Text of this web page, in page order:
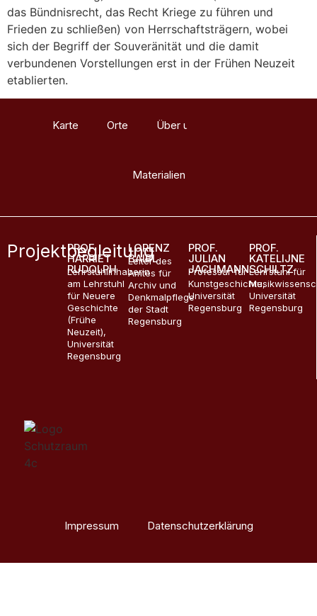
das Bündnisrecht, das Recht Kriege zu führen und
Frieden zu schließen) von Herrschaftsträgern, wobei
sich der Begriff der Souveränität und die damit
verbundenen Vorstellungen erst in der Frühen Neuzeit
etablierten.
Karte Orte Über uns
Materialien
Projektbegleitung
PROF.
HARRIET
RUDOLPH
Lehrstuhlinhaberin
am Lehrstuhl
für Neuere
Geschichte
(Frühe
Neuzeit),
Universität
Regensburg
LORENZ
BAIBL
Leiter des
Amtes für
Archiv und
Denkmalpflege
der Stadt
Regensburg
PROF.
JULIAN
JACHMANN
Professur für
Kunstgeschichte,
Universität
Regensburg
PROF.
KATELIJNE
SCHILTZ
Lehrstuhl für
Universität
Regensburg
Impressum Datenschutzerklärung